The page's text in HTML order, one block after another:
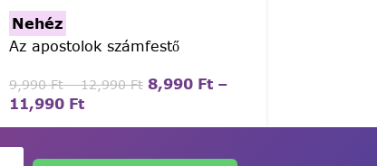
Nehéz
Az apostolok számfestő
9,990Ft – 12,990Ft 8,990 Ft –
11,990 Ft